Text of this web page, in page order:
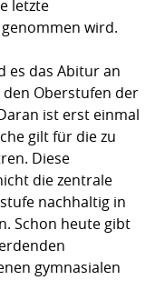
letzte
wird.
es das Abitur an
Oberstufen der
ist erst einmal
gilt für die zu
Diese
die zentrale
nachhaltig in
Schon heute gibt
gymnasialen